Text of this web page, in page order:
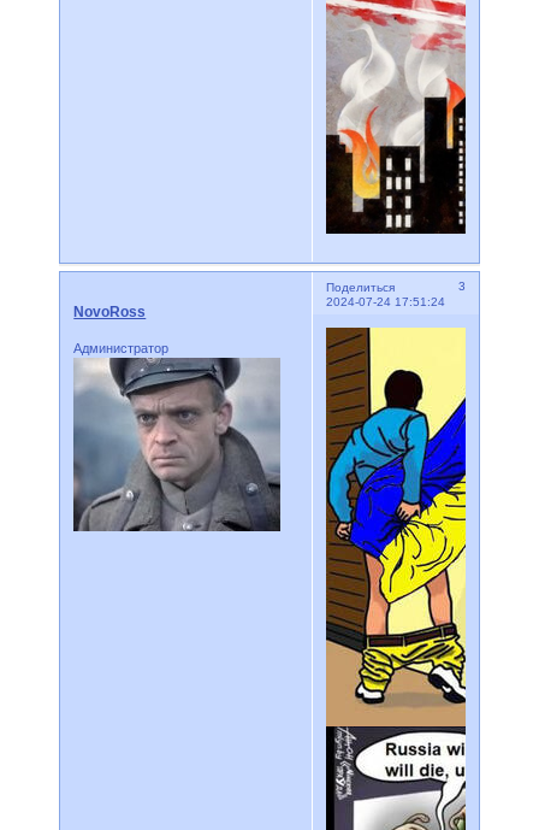
Поделиться
3
2024-07-24 17:51:24
NovoRoss
Администратор